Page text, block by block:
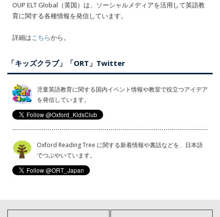
OUP ELT Global（英国）は、ソーシャルメディアを活用して英語教
育に関する各種情報を発信しています。
詳細はこちらから。
「キッズクラブ」「ORT」Twitter
児童英語教育に関する国内イベント情報や教室で役立つアイデア
を発信しています。
Oxford Reading Tree に関する新着情報や裏話などを、日本語
でつぶやいています。